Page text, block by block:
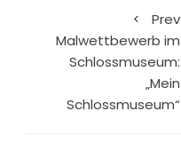
Prev
Malwettbewerb im
Schlossmuseum:
„Mein
Schlossmuseum“